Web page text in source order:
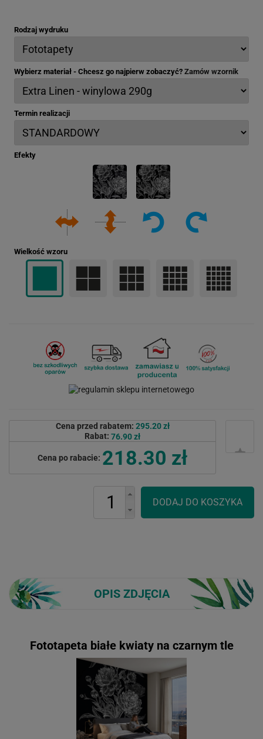
Rodzaj wydruku
Wybierz materiał - Chcesz go najpierw zobaczyć? Zamów wzornik
Termin realizacji
Efekty
Wielkość wzoru
Cena przed rabatem: 295.20 zł
Rabat: 76.90 zł
Cena po rabacie: 218.30 zł
OPIS ZDJĘCIA
Fototapeta białe kwiaty na czarnym tle